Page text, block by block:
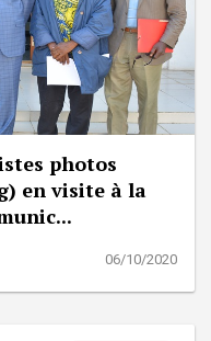
photos
en visite à la
06/10/2020